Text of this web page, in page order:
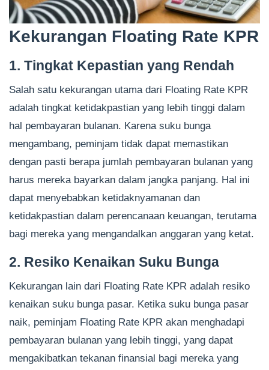
Kekurangan Floating Rate KPR
1. Tingkat Kepastian yang Rendah
Salah satu kekurangan utama dari Floating Rate KPR
adalah tingkat ketidakpastian yang lebih tinggi dalam
hal pembayaran bulanan. Karena suku bunga
mengambang, peminjam tidak dapat memastikan
dengan pasti berapa jumlah pembayaran bulanan yang
harus mereka bayarkan dalam jangka panjang. Hal ini
dapat menyebabkan ketidaknyamanan dan
ketidakpastian dalam perencanaan keuangan, terutama
bagi mereka yang mengandalkan anggaran yang ketat.
2. Resiko Kenaikan Suku Bunga
Kekurangan lain dari Floating Rate KPR adalah resiko
kenaikan suku bunga pasar. Ketika suku bunga pasar
naik, peminjam Floating Rate KPR akan menghadapi
pembayaran bulanan yang lebih tinggi, yang dapat
mengakibatkan tekanan finansial bagi mereka yang